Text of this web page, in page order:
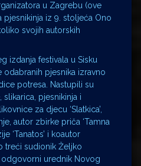
u Zagrebu (ove
pjesnikinja iz 9. stoljeća Ono
svojih autorskih
izdanja festivala u Sisku
pjesnika izravno
potresa. Nastupili su
slikarica, pjesnikinja i
za djecu ‘Slatkica’,
autor zbirke priča ‘Tamna
‘Tanatos’ i koautor
treći sudionik Željko
odgovorni urednik Novog